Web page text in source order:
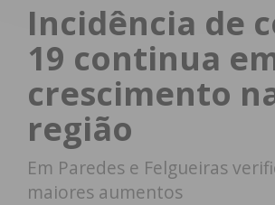
Incidência de
19 continua
crescimento
região
Em Paredes e Felgueiras
maiores aumentos